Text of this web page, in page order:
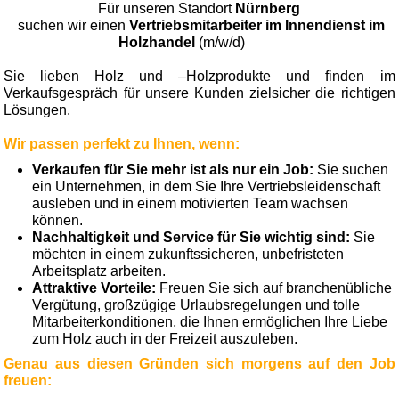
Für unseren Standort Nürnberg
suchen wir einen Vertriebsmitarbeiter im Innendienst im
Holzhandel (m/w/d)
Sie lieben Holz und –Holzprodukte und finden im
Verkaufsgespräch für unsere Kunden zielsicher die richtigen
Lösungen.
Wir passen perfekt zu Ihnen, wenn:
Verkaufen für Sie mehr ist als nur ein Job: Sie suchen
ein Unternehmen, in dem Sie Ihre Vertriebsleidenschaft
ausleben und in einem motivierten Team wachsen
können.
Nachhaltigkeit und Service für Sie wichtig sind: Sie
möchten in einem zukunftssicheren, unbefristeten
Arbeitsplatz arbeiten.
Attraktive Vorteile: Freuen Sie sich auf branchenübliche
Vergütung, großzügige Urlaubsregelungen und tolle
Mitarbeiterkonditionen, die Ihnen ermöglichen Ihre Liebe
zum Holz auch in der Freizeit auszuleben.
Genau aus diesen Gründen sich morgens auf den Job
freuen: